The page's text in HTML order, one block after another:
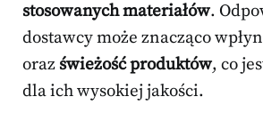
stosowanych materiałów.
dostawcy może znacząco
oraz świeżość produktów, co
dla ich wysokiej jakości.